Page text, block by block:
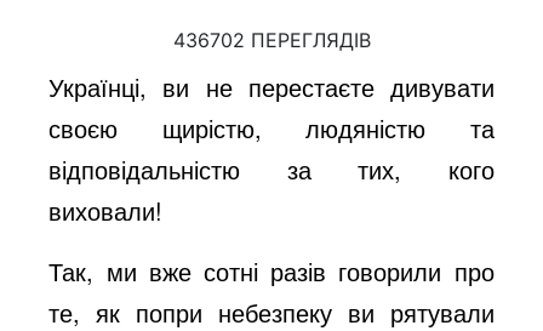
y
d
436702 ПЕРЕГЛЯДІВ
Українці, ви не перестаєте дивувати
своєю щирістю, людяністю та
відповідальністю за тих, кого
виховали!
Так, ми вже сотні разів говорили про
те, як попри небезпеку ви рятували